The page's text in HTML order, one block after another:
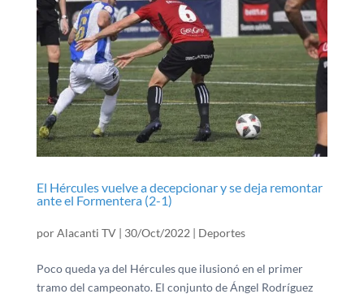
El Hércules vuelve a decepcionar y se deja remontar
ante el Formentera (2-1)
porAlacanti TV| 30/Oct/2022 | Deportes
Poco queda ya del Hércules que ilusionó en el primer
tramo del campeonato. El conjunto de Ángel Rodríguez